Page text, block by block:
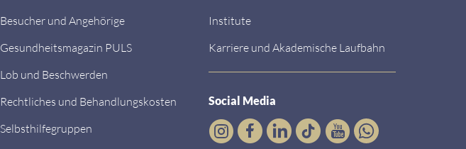
Besucher und Angehörige
Gesundheitsmagazin PULS
Lob und Beschwerden
Rechtliches und Behandlungskosten
Selbsthilfegruppen
Institute
Karriere und Akademische Laufbahn
Social Media